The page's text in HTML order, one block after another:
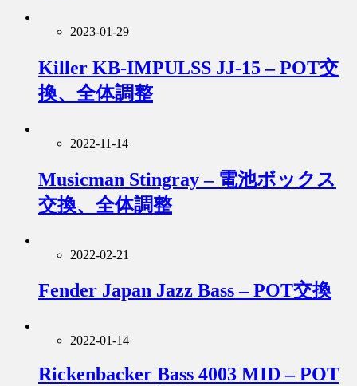
2023-01-29
Killer KB-IMPULSS JJ-15 – POT交
換、全体調整
2022-11-14
Musicman Stingray – 電池ボックス
交換、全体調整
2022-02-21
Fender Japan Jazz Bass – POT交換
2022-01-14
Rickenbacker Bass 4003 MID – POT